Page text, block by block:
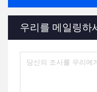
우리를 메일링하